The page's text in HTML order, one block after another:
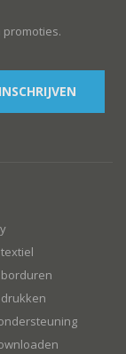
INSCHRIJVEN